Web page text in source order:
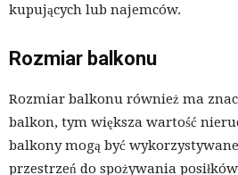
kupujących lub najemców.
Rozmiar balkonu
Rozmiar balkonu również ma
balkon, tym większa wartość
balkony mogą być
przestrzeń do spożywania